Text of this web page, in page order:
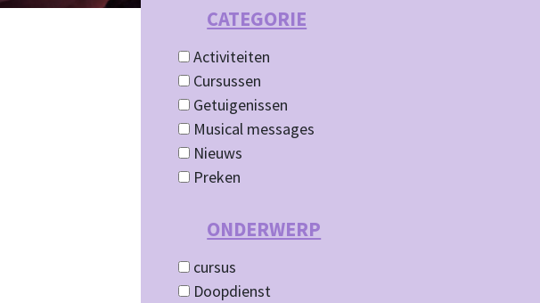
CATEGORIE
Activiteiten
Cursussen
Getuigenissen
Musical messages
Nieuws
Preken
ONDERWERP
cursus
Doopdienst